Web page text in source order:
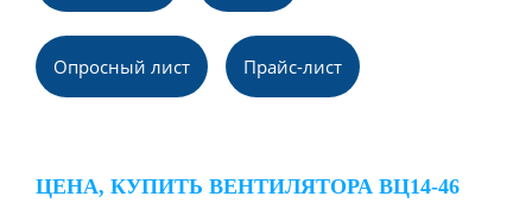
Опpосный лист Прайс-лист
ЦЕНА, КУПИТЬ ВЕНТИЛЯТОРА ВЦ14-46